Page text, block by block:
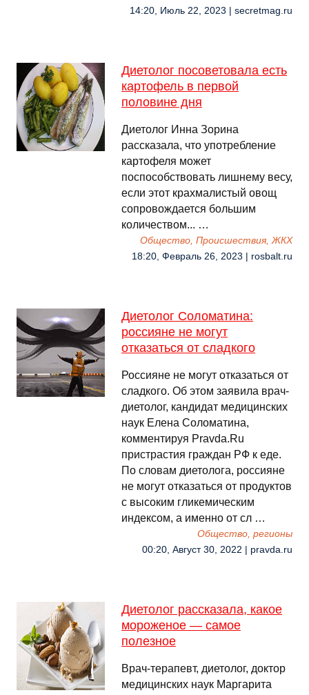
14:20, Июль 22, 2023 | secretmag.ru
Диетолог посоветовала есть
картофель в первой
половине дня
Диетолог Инна Зорина
рассказала, что употребление
картофеля может
поспособствовать лишнему весу,
если этот крахмалистый овощ
сопровождается большим
количеством... …
Общество, Происшествия, ЖКХ
18:20, Февраль 26, 2023 | rosbalt.ru
Диетолог Соломатина:
россияне не могут
отказаться от сладкого
Россияне не могут отказаться от
сладкого. Об этом заявила врач-
диетолог, кандидат медицинских
наук Елена Соломатина,
комментируя Pravda.Ru
пристрастия граждан РФ к еде.
По словам диетолога, россияне
не могут отказаться от продуктов
с высоким гликемическим
индексом, а именно от сл …
Общество, регионы
00:20, Август 30, 2022 | pravda.ru
Диетолог рассказала, какое
мороженое — самое
полезное
Врач-терапевт, диетолог, доктор
медицинских наук Маргарита